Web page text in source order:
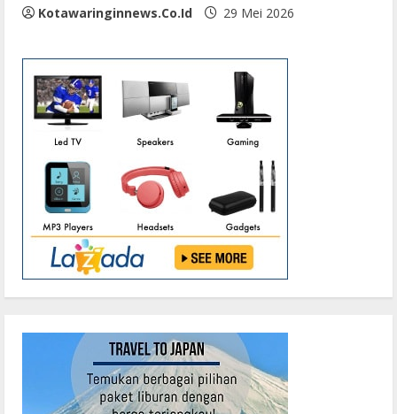
Kotawaringinnews.co.id 29 Mei 2026